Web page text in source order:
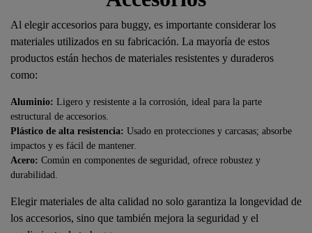
Al elegir accesorios para buggy, es importante considerar los
materiales utilizados en su fabricación. La mayoría de estos
productos están hechos de materiales resistentes y duraderos
como:
Aluminio: Ligero y resistente a la corrosión, ideal para la parte
estructural de accesorios.
Plástico de alta resistencia: Usado en protecciones y carcasas; absorbe
impactos y es fácil de mantener.
Acero: Común en componentes de seguridad, ofrece robustez y
durabilidad.
Elegir materiales de alta calidad no solo garantiza la longevidad de
los accesorios, sino que también mejora la seguridad y el